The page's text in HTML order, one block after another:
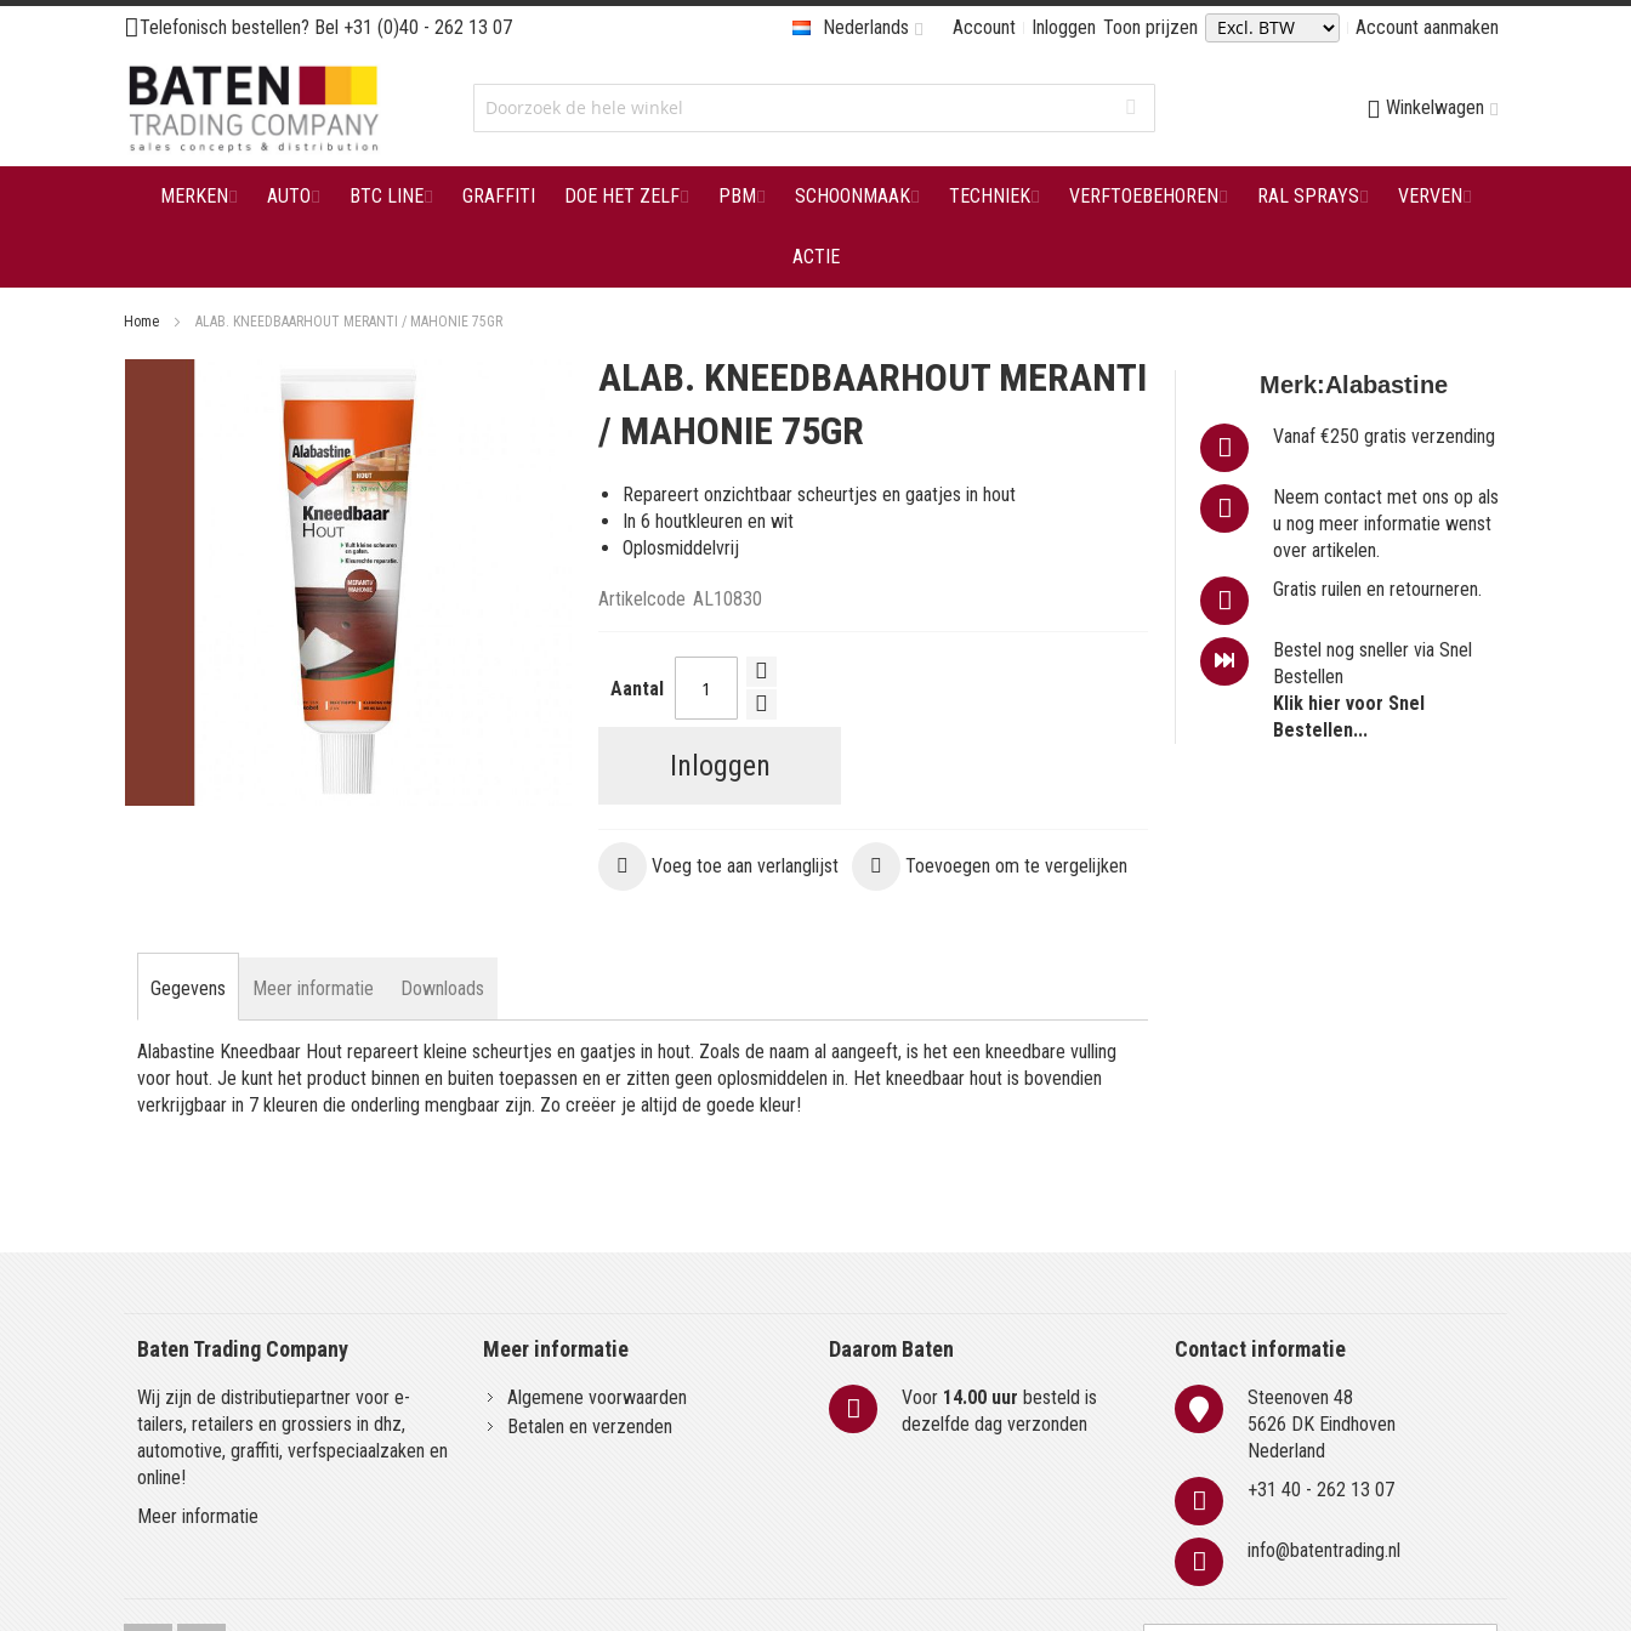
Ga
naar
de
inhoud
Telefonisch bestellen? Bel +31 (0)40 - 262 13 07 Account Inloggen Toon prijzen Account aanmaken
Nederlands
Winkelwagen
MERKEN AUTO BTC LINE GRAFFITI DOE HET ZELF PBM SCHOONMAAK TECHNIEK VERFTOEBEHOREN RAL SPRAYS VERVEN
ACTIE
Home ALAB. KNEEDBAARHOUT MERANTI / MAHONIE 75GR
de
afbeeldingen-
ALAB. KNEEDBAARHOUT MERANTI
/ MAHONIE 75GR
Repareert onzichtbaar scheurtjes en gaatjes in hout
In 6 houtkleuren en wit
Oplosmiddelvrij
Artikelcode AL10830
Aantal
Inloggen
Voeg toe aan verlanglijst Toevoegen om te vergelijken
Merk:Alabastine
Vanaf €250 gratis verzending
Neem contact met ons op als
u nog meer informatie wenst
over artikelen.
Gratis ruilen en retourneren.
Bestel nog sneller via Snel
Bestellen
Klik hier voor Snel
Bestellen...
Gegevens
Alabastine Kneedbaar Hout repareert kleine scheurtjes en gaatjes in hout. Zoals de naam al aangeeft, is het een kneedbare vulling
voor hout. Je kunt het product binnen en buiten toepassen en er zitten geen oplosmiddelen in. Het kneedbaar hout is bovendien
verkrijgbaar in 7 kleuren die onderling mengbaar zijn. Zo creëer je altijd de goede kleur!
Meer informatie Downloads
Baten Trading Company
Wij zijn de distributiepartner voor e-
tailers, retailers en grossiers in dhz,
automotive, graffiti, verfspeciaalzaken en
online!
Meer informatie
Meer informatie
Algemene voorwaarden
Betalen en verzenden
Daarom Baten
Voor 14.00 uur besteld is
dezelfde dag verzonden
Contact informatie
Steenoven 48
5626 DK Eindhoven
Nederland
+31 40 - 262 13 07
info@batentrading.nl